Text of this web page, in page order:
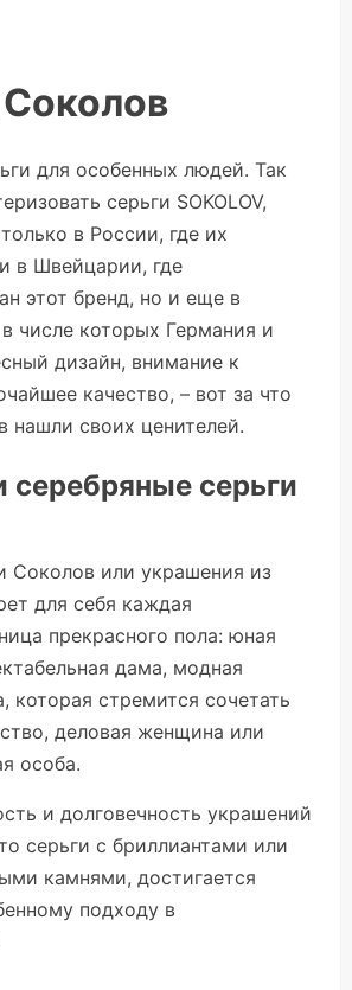
для особенных людей. Так
серьги SOKOLOV,
в России, где их
в Швейцарии, где
этот бренд, но и еще в
числе которых Германия и
дизайн, внимание к
качество, – вот за что
нашли своих ценителей.
серебряные серьги
Соколов или украшения из
для себя каждая
прекрасного пола: юная
дама, модная
которая стремится сочетать
деловая женщина или
особа.
и долговечность украшений
серьги с бриллиантами или
камнями, достигается
подходу в